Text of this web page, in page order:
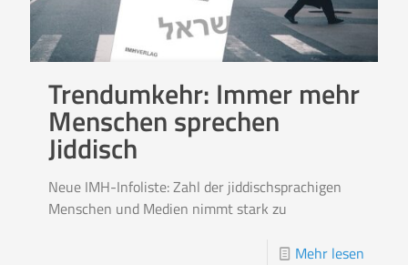
Trendumkehr: Immer mehr
Menschen sprechen
Jiddisch
Neue IMH-Infoliste: Zahl der jiddischsprachigen
Menschen und Medien nimmt stark zu
Mehr lesen